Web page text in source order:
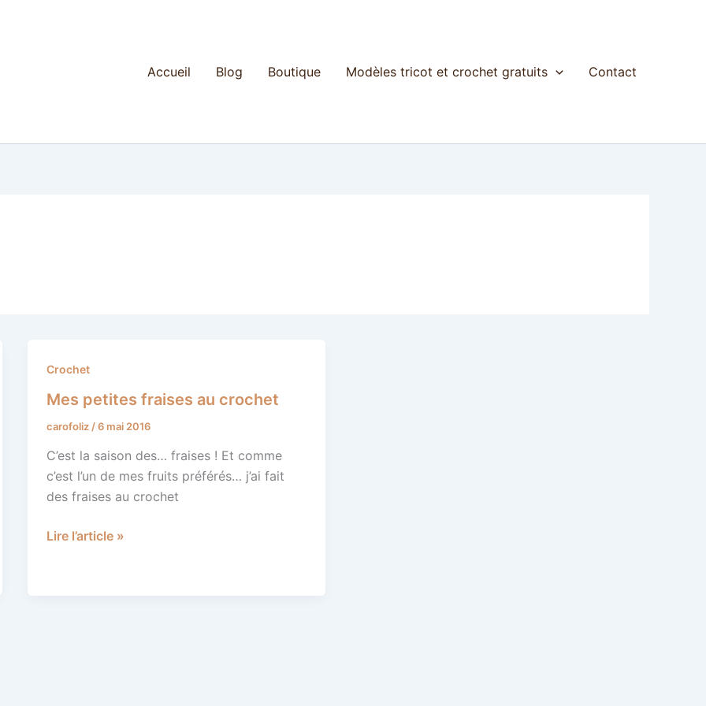
Accueil Blog Boutique Modèles tricot et crochet gratuits Contact
Crochet
Mes petites fraises au crochet
carofoliz /6 mai 2016
C’est la saison des… fraises ! Et comme
c’est l’un de mes fruits préférés… j’ai fait
des fraises au crochet
Mes
fraises
au
crochet
Lire l’article »